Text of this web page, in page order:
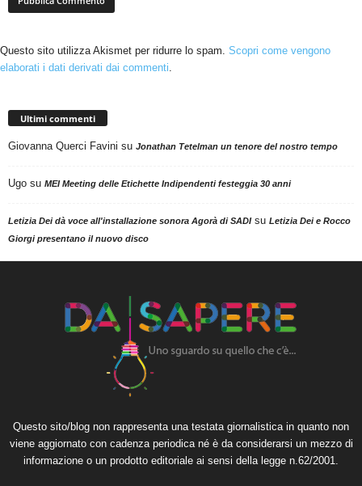
Questo sito utilizza Akismet per ridurre lo spam. Scopri come vengono
elaborati i dati derivati dai commenti.
Ultimi commenti
Giovanna Querci Favini su Jonathan Tetelman un tenore del nostro tempo
Ugo su MEI Meeting delle Etichette Indipendenti festeggia 30 anni
Letizia Dei dà voce all'installazione sonora Agorà di SADIsu Letizia Dei e Rocco
Giorgi presentano il nuovo disco
Questo sito/blog non rappresenta una testata giornalistica in quanto non
viene aggiornato con cadenza periodica né è da considerarsi un mezzo di
informazione o un prodotto editoriale ai sensi della legge n.62/2001.